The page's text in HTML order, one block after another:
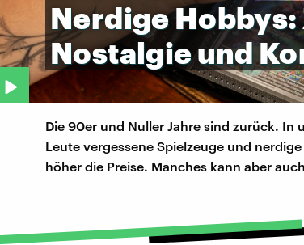
NerdigeHobbys:
Nostalgieund
Die 90er und Nuller Jahre sind zurück. In
Leute vergessene Spielzeuge und
höher die Preise. Manches kann aber